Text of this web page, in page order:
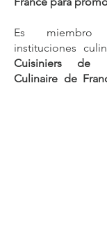
Es miembro
instituciones
Cuisiniers de
Culinaire de